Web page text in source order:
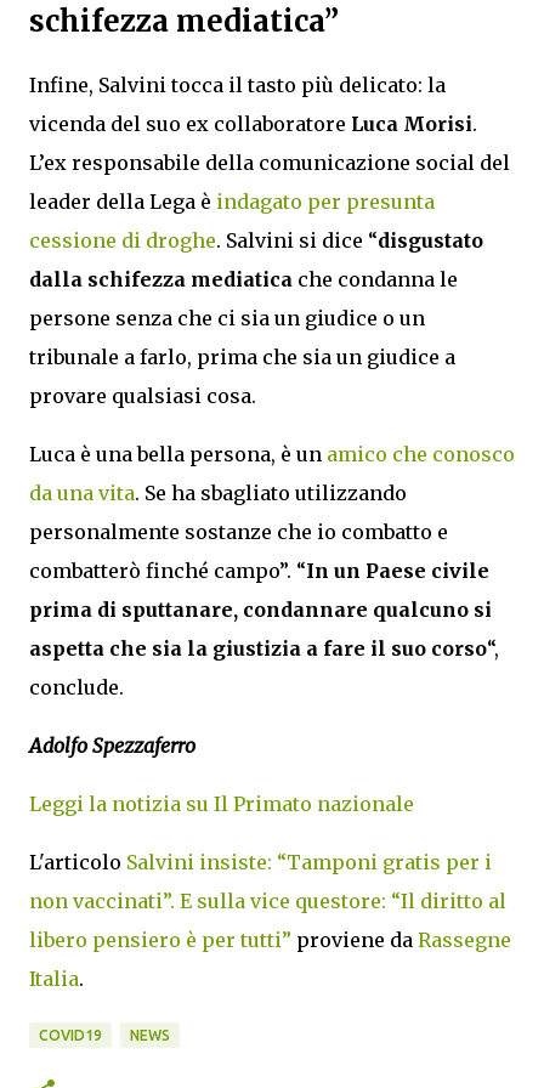
schifezza mediatica”
Infine, Salvini tocca il tasto più delicato: la
vicenda del suo ex collaboratore Luca Morisi.
L’ex responsabile della comunicazione social del
leader della Lega è indagato per presunta
cessione di droghe. Salvini si dice “disgustato
dalla schifezza mediatica che condanna le
persone senza che ci sia un giudice o un
tribunale a farlo, prima che sia un giudice a
provare qualsiasi cosa.
Luca è una bella persona, è un amico che conosco
da una vita. Se ha sbagliato utilizzando
personalmente sostanze che io combatto e
combatterò finché campo”. “In un Paese civile
prima di sputtanare, condannare qualcuno si
aspetta che sia la giustizia a fare il suo corso“,
conclude.
Adolfo Spezzaferro
Leggi la notizia su Il Primato nazionale
L'articolo Salvini insiste: “Tamponi gratis per i
non vaccinati”. E sulla vice questore: “Il diritto al
libero pensiero è per tutti” proviene da Rassegne
Italia.
COVID19 NEWS